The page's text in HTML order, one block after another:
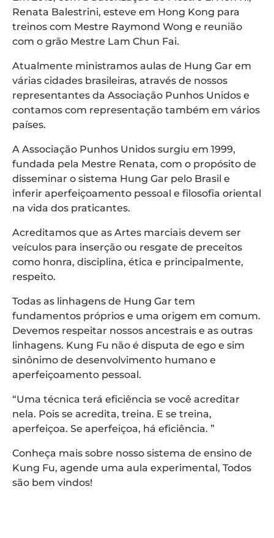
Renata Balestrini, esteve em Hong Kong para
treinos com Mestre Raymond Wong e reunião
com o grão Mestre Lam Chun Fai.
Atualmente ministramos aulas de Hung Gar em
várias cidades brasileiras, através de nossos
representantes da Associação Punhos Unidos e
contamos com representação também em vários
países.
A Associação Punhos Unidos surgiu em 1999,
fundada pela Mestre Renata, com o propósito de
disseminar o sistema Hung Gar pelo Brasil e
inferir aperfeiçoamento pessoal e filosofia oriental
na vida dos praticantes.
Acreditamos que as Artes marciais devem ser
veículos para inserção ou resgate de preceitos
como honra, disciplina, ética e principalmente,
respeito.
Todas as linhagens de Hung Gar tem
fundamentos próprios e uma origem em comum.
Devemos respeitar nossos ancestrais e as outras
linhagens. Kung Fu não é disputa de ego e sim
sinônimo de desenvolvimento humano e
aperfeiçoamento pessoal.
“Uma técnica terá eficiência se você acreditar
nela. Pois se acredita, treina. E se treina,
aperfeiçoa. Se aperfeiçoa, há eficiência. ”
Conheça mais sobre nosso sistema de ensino de
Kung Fu, agende uma aula experimental, Todos
são bem vindos!